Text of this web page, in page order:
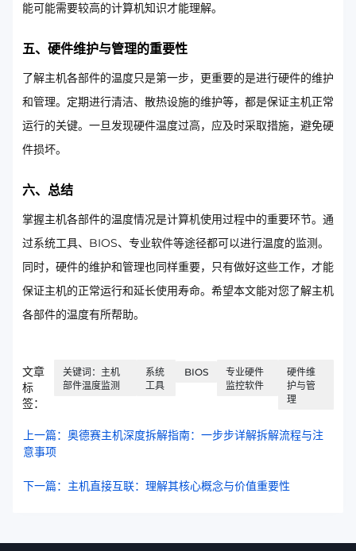
能可能需要较高的计算机知识才能理解。
五、硬件维护与管理的重要性
了解主机各部件的温度只是第一步，更重要的是进行硬件的维护
和管理。定期进行清洁、散热设施的维护等，都是保证主机正常
运行的关键。一旦发现硬件温度过高，应及时采取措施，避免硬
件损坏。
六、总结
掌握主机各部件的温度情况是计算机使用过程中的重要环节。通
过系统工具、BIOS、专业软件等途径都可以进行温度的监测。
同时，硬件的维护和管理也同样重要，只有做好这些工作，才能
保证主机的正常运行和延长使用寿命。希望本文能对您了解主机
各部件的温度有所帮助。
文章
标
签：
关键词：主机
部件温度监测
系统
工具
BIOS
专业硬件
监控软件
硬件维
护与管
理
上一篇：奥德赛主机深度拆解指南：一步步详解拆解流程与注
意事项
下一篇：主机直接互联：理解其核心概念与价值重要性